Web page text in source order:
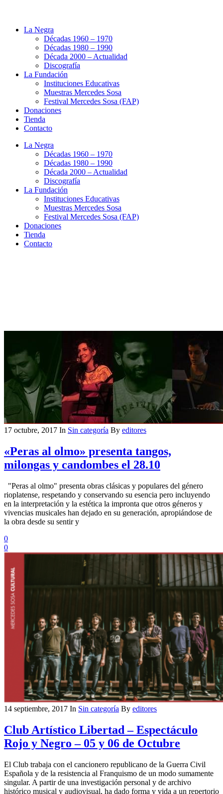
La Negra
Décadas 1960 – 1970
Décadas 1980 – 1990
Década 2000 – Actualidad
Discografía
La Fundación
Instituciones Educativas
Muestras Mercedes Sosa
Festival Mercedes Sosa (FAP)
Donaciones
Tienda
Contacto
La Negra
Décadas 1960 – 1970
Décadas 1980 – 1990
Década 2000 – Actualidad
Discografía
La Fundación
Instituciones Educativas
Muestras Mercedes Sosa
Festival Mercedes Sosa (FAP)
Donaciones
Tienda
Contacto
17 octubre, 2017 In Sin categoría By editores
«Peras al olmo» presenta tangos,
milongas y candombes el 28.10
"Peras al olmo" presenta obras clásicas y populares del género
rioplatense, respetando y conservando su esencia pero incluyendo
en la interpretación y la estética la impronta que otros géneros y
vivencias musicales han dejado en su generación, apropiándose de
la obra desde su sentir y
0
0
14 septiembre, 2017 In Sin categoría By editores
Club Artístico Libertad – Espectáculo
Rojo y Negro – 05 y 06 de Octubre
El Club trabaja con el cancionero republicano de la Guerra Civil
Española y de la resistencia al Franquismo de un modo sumamente
singular. A partir de una investigación personal y de archivo
histórico musical y audiovisual, ha dado forma y vida a un repertorio